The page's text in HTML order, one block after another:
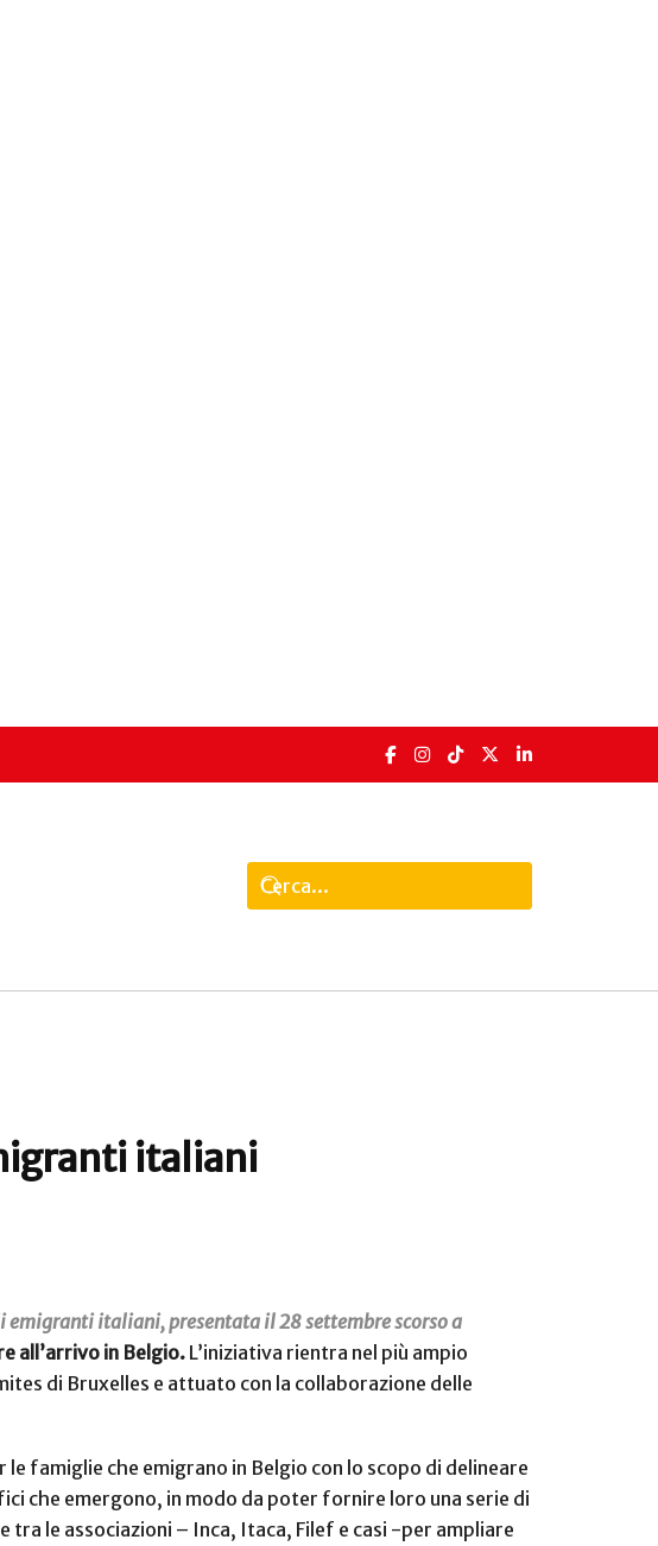
italiani
italiani, presentata il 28 settembre scorso a
all’arrivo in Belgio.L’iniziativa rientra nel più ampio
di Bruxelles e attuato con la collaborazione delle
famiglie che emigrano in Belgio con lo scopo di delineare
che emergono, in modo da poter fornire loro una serie di
le associazioni – Inca, Itaca, Filef e casi -per ampliare